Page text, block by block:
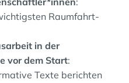
Raumfahrt-
in der
vor dem Start:
Texte berichten